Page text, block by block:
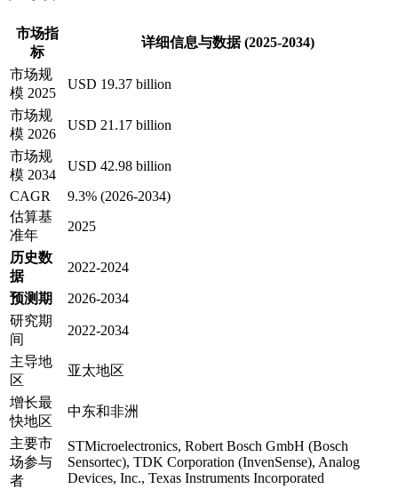
市场指
标
详细信息与数据 (2025-2034)
市场规
模 2025
USD 19.37 billion
市场规
模 2026
USD 21.17 billion
市场规
模 2034
USD 42.98 billion
CAGR
9.3% (2026-2034)
估算基
准年
2025
历史数
据
2022-2024
预测期
2026-2034
研究期
间
2022-2034
主导地
区
亚太地区
增长最
快地区
中东和非洲
主要市
场参与
者
STMicroelectronics, Robert Bosch GmbH (Bosch
Sensortec), TDK Corporation (InvenSense), Analog
Devices, Inc., Texas Instruments Incorporated